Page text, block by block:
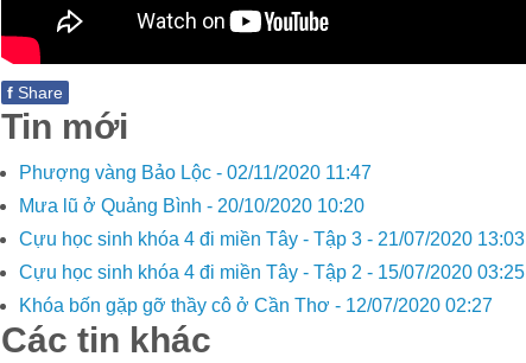
f Share
Tin mới
Phượng vàng Bảo Lộc -02/11/2020 11:47
Mưa lũ ở Quảng Bình - 20/10/2020 10:20
Cựu học sinh khóa 4 đi miền Tây - Tập 3 - 21/07/2020 13:03
Cựu học sinh khóa 4 đi miền Tây - Tập 2 - 15/07/2020 03:25
Khóa bốn gặp gỡ thầy cô ở Cần Thơ - 12/07/2020 02:27
Các tin khác